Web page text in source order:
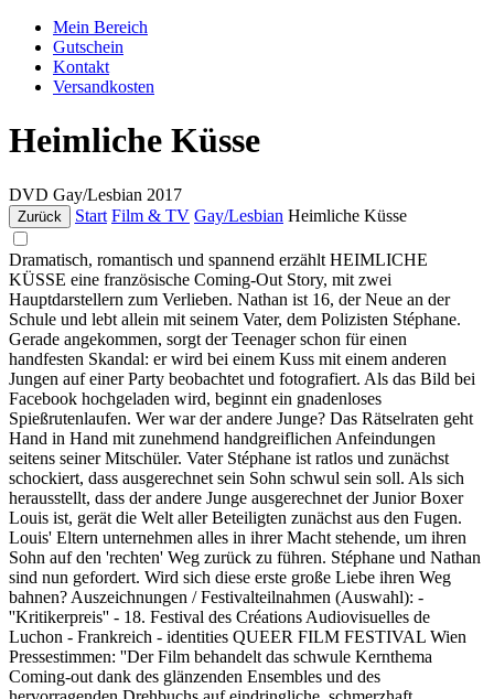
Mein Bereich
Gutschein
Kontakt
Versandkosten
Heimliche Küsse
DVD Gay/Lesbian 2017
Zurück Start Film & TV Gay/Lesbian Heimliche Küsse
Dramatisch, romantisch und spannend erzählt HEIMLICHE
KÜSSE eine französische Coming-Out Story, mit zwei
Hauptdarstellern zum Verlieben. Nathan ist 16, der Neue an der
Schule und lebt allein mit seinem Vater, dem Polizisten Stéphane.
Gerade angekommen, sorgt der Teenager schon für einen
handfesten Skandal: er wird bei einem Kuss mit einem anderen
Jungen auf einer Party beobachtet und fotografiert. Als das Bild bei
Facebook hochgeladen wird, beginnt ein gnadenloses
Spießrutenlaufen. Wer war der andere Junge? Das Rätselraten geht
Hand in Hand mit zunehmend handgreiflichen Anfeindungen
seitens seiner Mitschüler. Vater Stéphane ist ratlos und zunächst
schockiert, dass ausgerechnet sein Sohn schwul sein soll. Als sich
herausstellt, dass der andere Junge ausgerechnet der Junior Boxer
Louis ist, gerät die Welt aller Beteiligten zunächst aus den Fugen.
Louis' Eltern unternehmen alles in ihrer Macht stehende, um ihren
Sohn auf den 'rechten' Weg zurück zu führen. Stéphane und Nathan
sind nun gefordert. Wird sich diese erste große Liebe ihren Weg
bahnen? Auszeichnungen / Festivalteilnahmen (Auswahl): -
''Kritikerpreis'' - 18. Festival des Créations Audiovisuelles de
Luchon - Frankreich - identities QUEER FILM FESTIVAL Wien
Pressestimmen: ''Der Film behandelt das schwule Kernthema
Coming-out dank des glänzenden Ensembles und des